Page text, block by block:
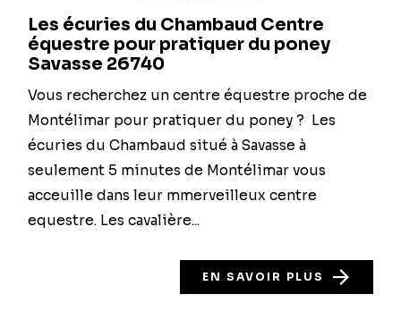
Les écuries du Chambaud Centre
équestre pour pratiquer du poney
Savasse 26740
Vous recherchez un centre équestre proche de
Montélimar pour pratiquer du poney ? Les
écuries du Chambaud situé à Savasse à
seulement 5 minutes de Montélimar vous
acceuille dans leur mmerveilleux centre
equestre. Les cavalière...
EN SAVOIR PLUS